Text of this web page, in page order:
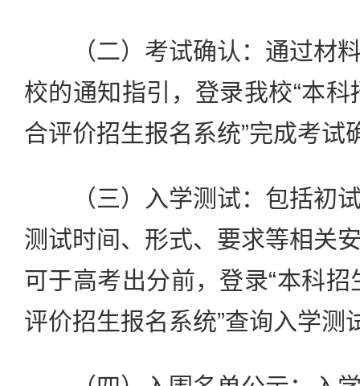
（二）考试确认：通过材料
校的通知指引，登录我校“本
合评价招生报名系统”完成考试
（三）入学测试：包括初试
测试时间、形式、要求等相关
可于高考出分前，登录“本科
评价招生报名系统”查询入学测